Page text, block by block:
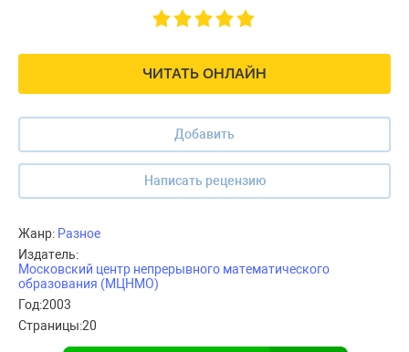
ЧИТАТЬ ОНЛАЙН
Добавить
Написать рецензию
Жанр: Разное
Издатель:
Московский центр непрерывного математического
образования (МЦНМО)
Год:2003
Страницы:20